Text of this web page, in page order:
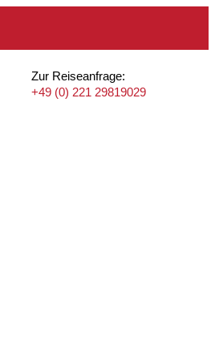
Zur Reiseanfrage:
+49 (0) 221 29819029
EUR p. P.